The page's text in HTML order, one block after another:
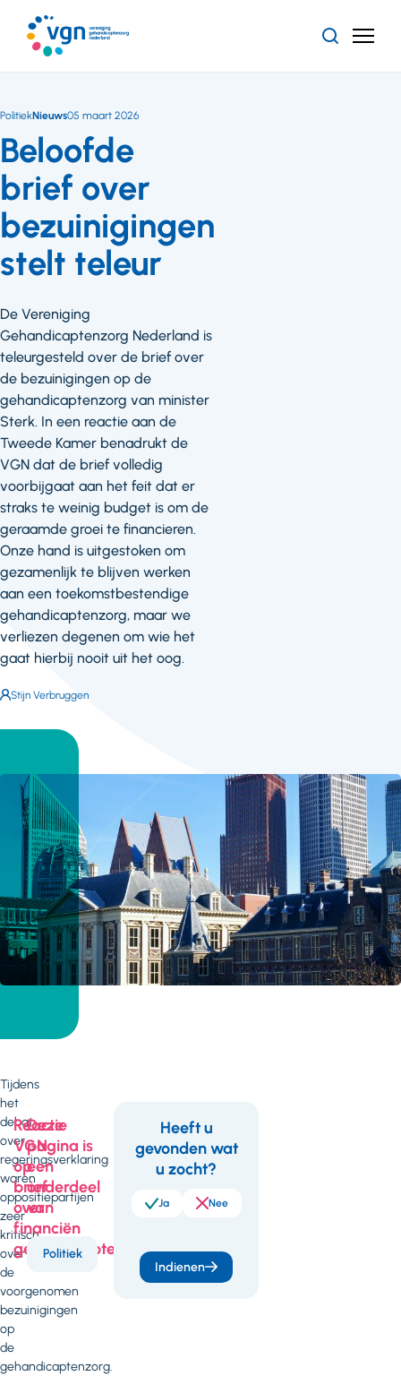
naar
hoofdinhoud
ZoekenMenu
Beloofde
brief over
bezuinigingen
stelt teleur
PolitiekNieuws05 maart 2026
De Vereniging
Gehandicaptenzorg Nederland is
teleurgesteld over de brief over
de bezuinigingen op de
gehandicaptenzorg van minister
Sterk. In een reactie aan de
Tweede Kamer benadrukt de
VGN dat de brief volledig
voorbijgaat aan het feit dat er
straks te weinig budget is om de
geraamde groei te financieren.
Onze hand is uitgestoken om
gezamenlijk te blijven werken
aan een toekomstbestendige
gehandicaptenzorg, maar we
verliezen degenen om wie het
gaat hierbij nooit uit het oog.
Auteur:
Stijn Verbruggen
Tijdens
het
debat
over
regeringsverklaring
waren
oppositiepartijen
zeer
kritisch
over
de
voorgenomen
bezuinigingen
op
de
gehandicaptenzorg.
Reactie
VGN
op
brief
over
financiën
gehandicaptenzorg:
Deze
pagina is
een
onderdeel
van
Politiek
Feedback
Heeft u
gevonden wat
u zocht?
Ja Nee
Indienen